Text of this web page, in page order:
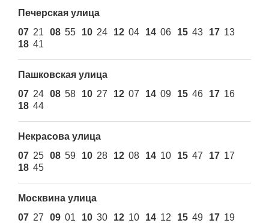
Печерская улица
07 21 08 55 10 24 12 04 14 06 15 43 17 13
18 41
Пашковская улица
07 24 08 58 10 27 12 07 14 09 15 46 17 16
18 44
Некрасова улица
07 25 08 59 10 28 12 08 14 10 15 47 17 17
18 45
Москвина улица
07 27 09 01 10 30 12 10 14 12 15 49 17 19